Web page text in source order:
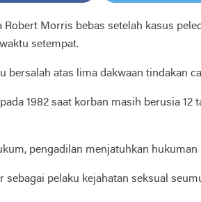
Robert Morris bebas setelah kasus
setempat.
bersalah atas lima dakwaan tindakan
1982 saat korban masih berusia
pengadilan menjatuhkan
pelaku kejahatan seksual